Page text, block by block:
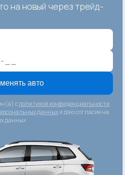
на новый через трейд-
авто
сполитикой конфиденциальности
данныхи даю согласие на
данных